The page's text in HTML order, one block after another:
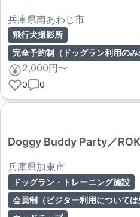
兵庫県南あわじ市
飛行犬撮影所
2,000円〜
0 0
Doggy Buddy Party／
兵庫県加東市
ドッグラン・トレーニング施設
会員制（ビジター利用については